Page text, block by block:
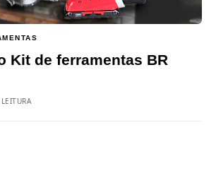
Kit de ferramentas BR